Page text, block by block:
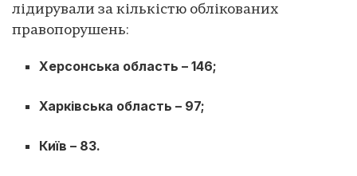
лідирували за кількістю облікованих
правопорушень:
Херсонська область – 146;
Харківська область – 97;
Київ – 83.